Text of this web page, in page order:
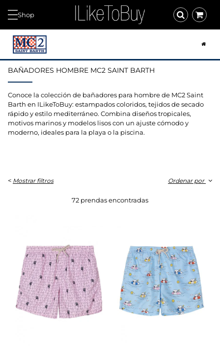
Shop
BAÑADORES HOMBRE MC2 SAINT BARTH
Conoce la colección de bañadores para hombre de MC2 Saint
Barth en ILikeToBuy: estampados coloridos, tejidos de secado
rápido y estilo mediterráneo. Combina diseños tropicales,
motivos marinos y modelos lisos con un ajuste cómodo y
moderno, ideales para la playa o la piscina.
72 prendas encontradas
Ordenar por
< Mostrar filtros